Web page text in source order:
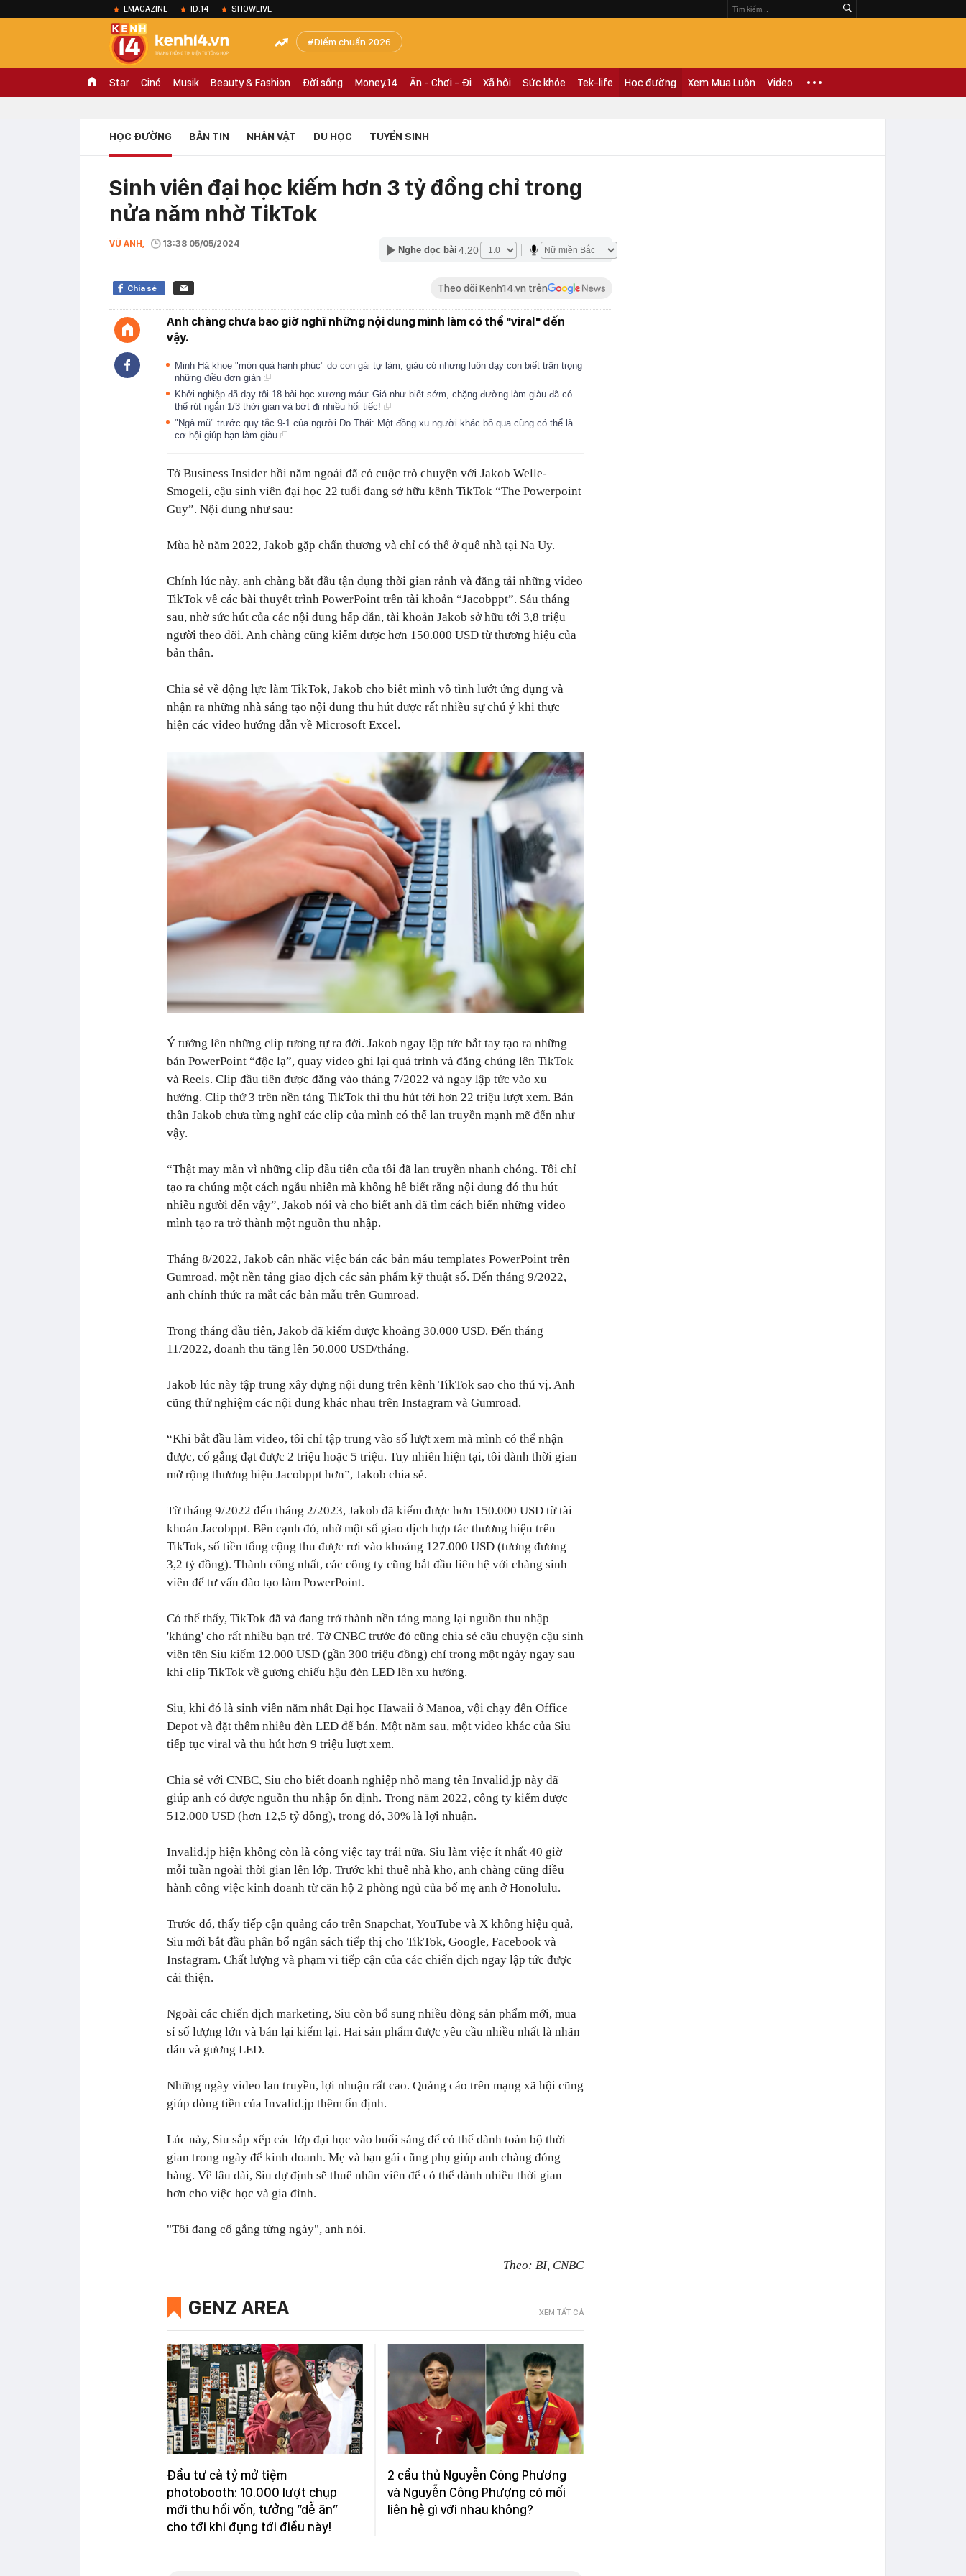
EMAGAZINE ID.14 SHOWLIVE
Điểm chuẩn 2026
Star Ciné Musik Beauty & Fashion Đời sống Money.14 Ăn - Chơi - Đi Xã hội Sức khỏe Tek-life Học đường Xem Mua Luôn Video
HỌC ĐƯỜNG BẢN TIN NHÂN VẬT DU HỌC TUYỂN SINH
Sinh viên đại học kiếm hơn 3 tỷ đồng chỉ trong
nửa năm nhờ TikTok
VŨ ANH, 13:38 05/05/2024
Nghe đọc bài 4:20
Chia sẻ Theo dõi Kenh14.vn trên
Anh chàng chưa bao giờ nghĩ những nội dung mình làm có thể "viral" đến
vậy.
Minh Hà khoe "món quà hạnh phúc" do con gái tự làm, giàu có nhưng luôn dạy con biết trân trọng
những điều đơn giản
Khởi nghiệp đã dạy tôi 18 bài học xương máu: Giá như biết sớm, chặng đường làm giàu đã có
thể rút ngắn 1/3 thời gian và bớt đi nhiều hối tiếc!
"Ngả mũ" trước quy tắc 9-1 của người Do Thái: Một đồng xu người khác bỏ qua cũng có thể là
cơ hội giúp bạn làm giàu
Tờ Business Insider hồi năm ngoái đã có cuộc trò chuyện với Jakob Welle-
Smogeli, cậu sinh viên đại học 22 tuổi đang sở hữu kênh TikTok “The Powerpoint
Guy”. Nội dung như sau:
Mùa hè năm 2022, Jakob gặp chấn thương và chỉ có thể ở quê nhà tại Na Uy.
Chính lúc này, anh chàng bắt đầu tận dụng thời gian rảnh và đăng tải những video
TikTok về các bài thuyết trình PowerPoint trên tài khoản “Jacobppt”. Sáu tháng
sau, nhờ sức hút của các nội dung hấp dẫn, tài khoản Jakob sở hữu tới 3,8 triệu
người theo dõi. Anh chàng cũng kiếm được hơn 150.000 USD từ thương hiệu của
bản thân.
Chia sẻ về động lực làm TikTok, Jakob cho biết mình vô tình lướt ứng dụng và
nhận ra những nhà sáng tạo nội dung thu hút được rất nhiều sự chú ý khi thực
hiện các video hướng dẫn về Microsoft Excel.
Ý tưởng lên những clip tương tự ra đời. Jakob ngay lập tức bắt tay tạo ra những
bản PowerPoint “độc lạ”, quay video ghi lại quá trình và đăng chúng lên TikTok
và Reels. Clip đầu tiên được đăng vào tháng 7/2022 và ngay lập tức vào xu
hướng. Clip thứ 3 trên nền tảng TikTok thì thu hút tới hơn 22 triệu lượt xem. Bản
thân Jakob chưa từng nghĩ các clip của mình có thể lan truyền mạnh mẽ đến như
vậy.
“Thật may mắn vì những clip đầu tiên của tôi đã lan truyền nhanh chóng. Tôi chỉ
tạo ra chúng một cách ngẫu nhiên mà không hề biết rằng nội dung đó thu hút
nhiều người đến vậy”, Jakob nói và cho biết anh đã tìm cách biến những video
mình tạo ra trở thành một nguồn thu nhập.
Tháng 8/2022, Jakob cân nhắc việc bán các bản mẫu templates PowerPoint trên
Gumroad, một nền tảng giao dịch các sản phẩm kỹ thuật số. Đến tháng 9/2022,
anh chính thức ra mắt các bản mẫu trên Gumroad.
Trong tháng đầu tiên, Jakob đã kiếm được khoảng 30.000 USD. Đến tháng
11/2022, doanh thu tăng lên 50.000 USD/tháng.
Jakob lúc này tập trung xây dựng nội dung trên kênh TikTok sao cho thú vị. Anh
cũng thử nghiệm các nội dung khác nhau trên Instagram và Gumroad.
“Khi bắt đầu làm video, tôi chỉ tập trung vào số lượt xem mà mình có thể nhận
được, cố gắng đạt được 2 triệu hoặc 5 triệu. Tuy nhiên hiện tại, tôi dành thời gian
mở rộng thương hiệu Jacobppt hơn”, Jakob chia sẻ.
Từ tháng 9/2022 đến tháng 2/2023, Jakob đã kiếm được hơn 150.000 USD từ tài
khoản Jacobppt. Bên cạnh đó, nhờ một số giao dịch hợp tác thương hiệu trên
TikTok, số tiền tổng cộng thu được rơi vào khoảng 127.000 USD (tương đương
3,2 tỷ đồng). Thành công nhất, các công ty cũng bắt đầu liên hệ với chàng sinh
viên để tư vấn đào tạo làm PowerPoint.
Có thể thấy, TikTok đã và đang trở thành nền tảng mang lại nguồn thu nhập
'khủng' cho rất nhiều bạn trẻ. Tờ CNBC trước đó cũng chia sẻ câu chuyện cậu sinh
viên tên Siu kiếm 12.000 USD (gần 300 triệu đồng) chỉ trong một ngày ngay sau
khi clip TikTok về gương chiếu hậu đèn LED lên xu hướng.
Siu, khi đó là sinh viên năm nhất Đại học Hawaii ở Manoa, vội chạy đến Office
Depot và đặt thêm nhiều đèn LED để bán. Một năm sau, một video khác của Siu
tiếp tục viral và thu hút hơn 9 triệu lượt xem.
Chia sẻ với CNBC, Siu cho biết doanh nghiệp nhỏ mang tên Invalid.jp này đã
giúp anh có được nguồn thu nhập ổn định. Trong năm 2022, công ty kiếm được
512.000 USD (hơn 12,5 tỷ đồng), trong đó, 30% là lợi nhuận.
Invalid.jp hiện không còn là công việc tay trái nữa. Siu làm việc ít nhất 40 giờ
mỗi tuần ngoài thời gian lên lớp. Trước khi thuê nhà kho, anh chàng cũng điều
hành công việc kinh doanh từ căn hộ 2 phòng ngủ của bố mẹ anh ở Honolulu.
Trước đó, thấy tiếp cận quảng cáo trên Snapchat, YouTube và X không hiệu quả,
Siu mới bắt đầu phân bổ ngân sách tiếp thị cho TikTok, Google, Facebook và
Instagram. Chất lượng và phạm vi tiếp cận của các chiến dịch ngay lập tức được
cải thiện.
Ngoài các chiến dịch marketing, Siu còn bổ sung nhiều dòng sản phẩm mới, mua
sỉ số lượng lớn và bán lại kiếm lại. Hai sản phẩm được yêu cầu nhiều nhất là nhãn
dán và gương LED.
Những ngày video lan truyền, lợi nhuận rất cao. Quảng cáo trên mạng xã hội cũng
giúp dòng tiền của Invalid.jp thêm ổn định.
Lúc này, Siu sắp xếp các lớp đại học vào buổi sáng để có thể dành toàn bộ thời
gian trong ngày để kinh doanh. Mẹ và bạn gái cũng phụ giúp anh chàng đóng
hàng. Về lâu dài, Siu dự định sẽ thuê nhân viên để có thể dành nhiều thời gian
hơn cho việc học và gia đình.
"Tôi đang cố gắng từng ngày", anh nói.
Theo: BI, CNBC
GENZ AREA XEM TẤT CẢ
Đầu tư cả tỷ mở tiệm
photobooth: 10.000 lượt chụp
mới thu hồi vốn, tưởng “dễ ăn”
cho tới khi đụng tới điều này!
2 cầu thủ Nguyễn Công Phương
và Nguyễn Công Phượng có mối
liên hệ gì với nhau không?